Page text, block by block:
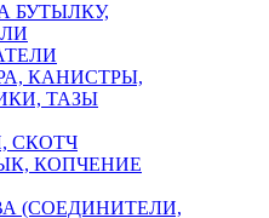
БУТЫЛКУ,
КАНИСТРЫ,
ТАЗЫ
СКОТЧ
КОПЧЕНИЕ
(СОЕДИНИТЕЛИ,